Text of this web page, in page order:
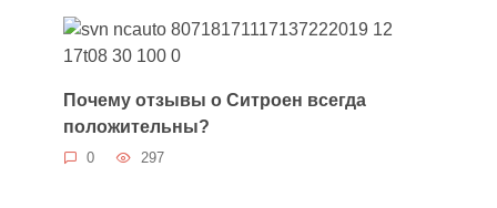
Почему отзывы о Ситроен всегда
положительны?
0 297